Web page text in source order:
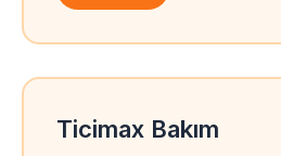
Ticimax Bakım